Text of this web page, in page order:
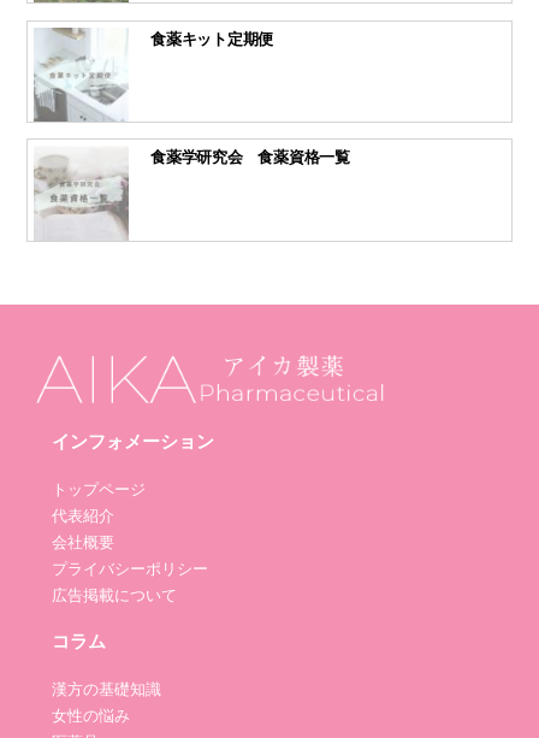
食薬キット定期便
食薬学研究会 食薬資格一覧
インフォメーション
トップページ
代表紹介
会社概要
プライバシーポリシー
広告掲載について
コラム
漢方の基礎知識
女性の悩み